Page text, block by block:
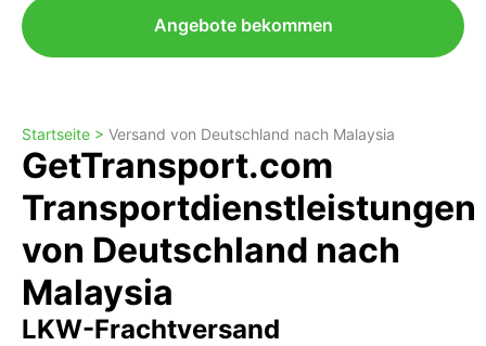
Angebote bekommen
Startseite > Versand von Deutschland nach Malaysia
GetTransport.com
Transportdienstleistungen
von Deutschland nach
Malaysia
LKW-Frachtversand